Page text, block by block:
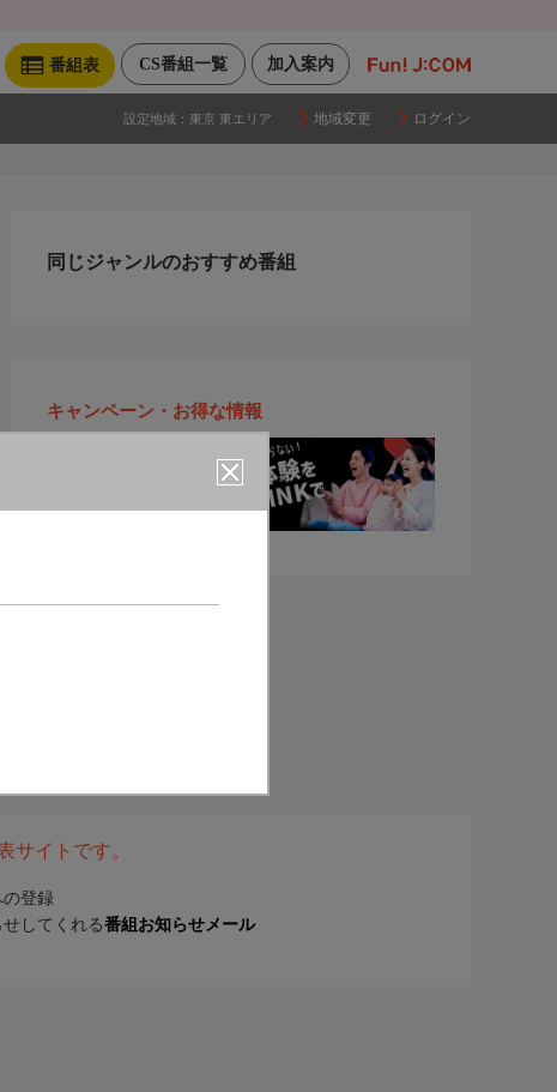
加入案内
CS番組一覧
番組表
設定地域： 東京 東エリア 地域変更 ログイン
同じジャンルのおすすめ番組
キャンペーン・お得な情報
サイトです。
登録
してくれる番組お知らせメール